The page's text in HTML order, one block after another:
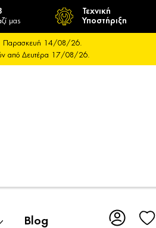
μας
Τεχνική
Υποστήριξη
Παρασκευή 14/08/26.
από Δευτέρα 17/08/26.
Blog